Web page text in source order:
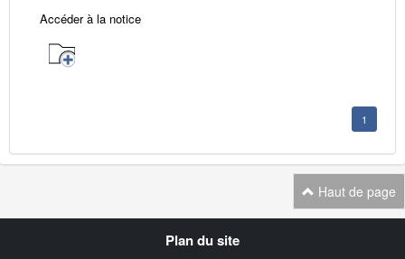
Accéder à la notice
1
Haut de page
Plan du site